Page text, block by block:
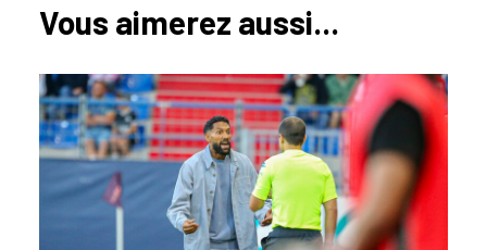
Vous aimerez aussi...